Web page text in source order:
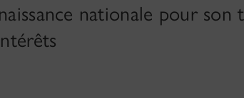
nationale pour son